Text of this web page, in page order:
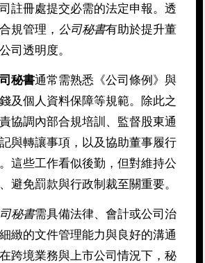
註冊處提交必需的法定申報。透
規管理， 公司秘書有助於提升董
司透明度。
秘書通常需熟悉《公司條例》與
及個人資料保障等規範。除此之
協調內部合規培訓、監督股東通
與轉讓事項，以及協助董事履行
這些工作看似後勤，但對維持公
避免罰款與行政制裁至關重要。
秘書需具備法律、會計或公司治
緻的文件管理能力與良好的溝通
跨境業務與上市公司情況下，秘